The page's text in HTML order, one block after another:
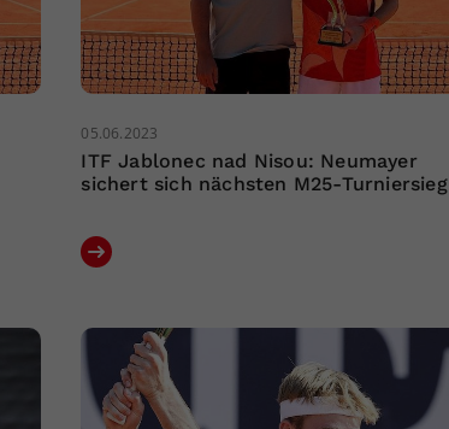
05.06.2023
ITF Jablonec nad Nisou: Neumayer
sichert sich nächsten M25-Turniersieg